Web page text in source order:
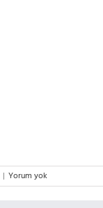
| Yorum yok